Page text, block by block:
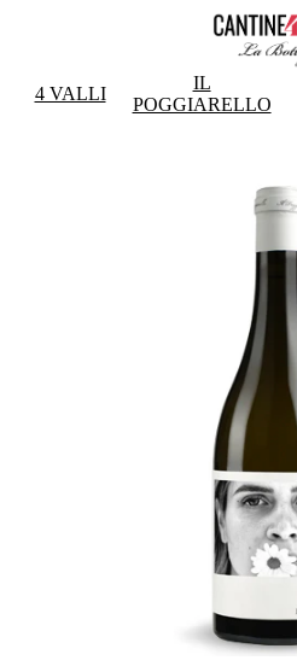
4 VALLI
IL
POGGIARELLO